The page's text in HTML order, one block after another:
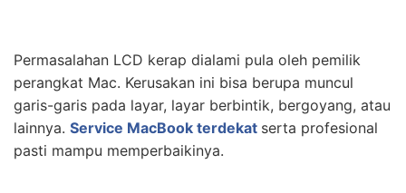
Permasalahan LCD kerap dialami pula oleh pemilik
perangkat Mac. Kerusakan ini bisa berupa muncul
garis-garis pada layar, layar berbintik, bergoyang, atau
lainnya. Service MacBook terdekat serta profesional
pasti mampu memperbaikinya.